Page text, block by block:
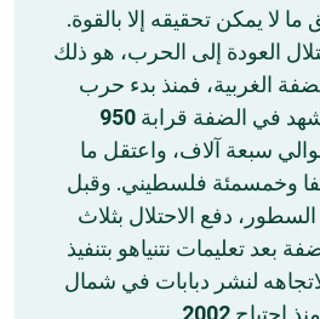
لا يمكن تحقيقه إلا بالقوة.
العودة إلى الحرب، هو ذلك
الغربية، فمنذ بدء حرب
في الضفة قرابة 950
سبعة آلاف، واعتقل ما
وخمسمئة فلسطيني. وقبل
دفع الاحتلال بثلاث
بعد تعليمات نتنياهو بتنفيذ
لنشر دبابات في شمال
اجتياح 2002